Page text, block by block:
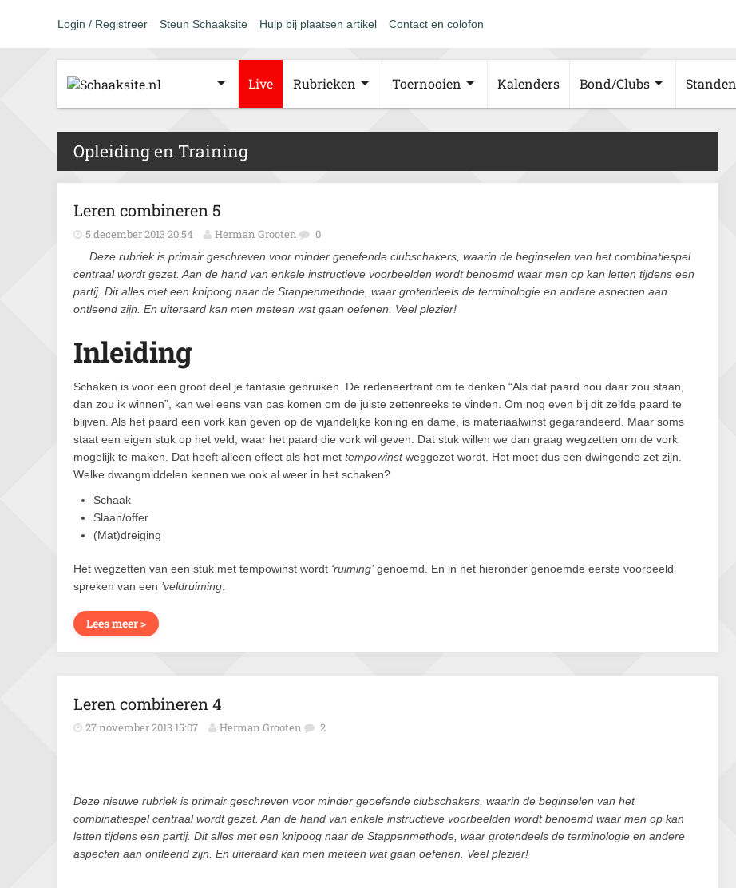
Login / Registreer Steun Schaaksite Hulp bij plaatsen artikel Contact en colofon
Live Rubrieken Toernooien Kalenders Bond/Clubs Standen
Opleiding en Training
Leren combineren 5
5 december 2013 20:54 Herman Grooten 0
Deze rubriek is primair geschreven voor minder geoefende clubschakers, waarin de beginselen van het combinatiespel
centraal wordt gezet. Aan de hand van enkele instructieve voorbeelden wordt benoemd waar men op kan letten tijdens een
partij. Dit alles met een knipoog naar de Stappenmethode, waar grotendeels de terminologie en andere aspecten aan
ontleend zijn. En uiteraard kan men meteen wat gaan oefenen. Veel plezier!
Inleiding
Schaken is voor een groot deel je fantasie gebruiken. De redeneertrant om te denken “Als dat paard nou daar zou staan,
dan zou ik winnen”, kan wel eens van pas komen om de juiste zettenreeks te vinden. Om nog even bij dit zelfde paard te
blijven. Als het paard een vork kan geven op de vijandelijke koning en dame, is materiaalwinst gegarandeerd. Maar soms
staat een eigen stuk op het veld, waar het paard die vork wil geven. Dat stuk willen we dan graag wegzetten om de vork
mogelijk te maken. Dat heeft alleen effect als het met tempowinstweggezet wordt. Het moet dus een dwingende zet zijn.
Welke dwangmiddelen kennen we ook al weer in het schaken?
Schaak
Slaan/offer
(Mat)dreiging
Het wegzetten van een stuk met tempowinst wordt ‘ruiming’genoemd. En in het hieronder genoemde eerste voorbeeld
spreken van een ’veldruiming
Lees meer >
Leren combineren 4
27 november 2013 15:07 Herman Grooten 2
Deze nieuwe rubriek is primair geschreven voor minder geoefende clubschakers, waarin de beginselen van het
combinatiespel centraal wordt gezet. Aan de hand van enkele instructieve voorbeelden wordt benoemd waar men op kan
letten tijdens een partij. Dit alles met een knipoog naar de Stappenmethode, waar grotendeels de terminologie en andere
aspecten aan ontleend zijn. En uiteraard kan men meteen wat gaan oefenen. Veel plezier!